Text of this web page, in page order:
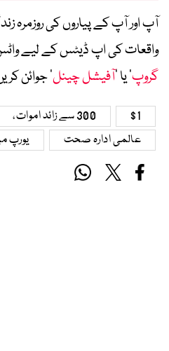
آپ اور آپ کے پیاروں کی روزمرہ
واقعات کی اپ ڈیٹس کے لیے واٹس
گروپ‘ یا ’آفیشل چینل‘ جوائن
$1 300 سے زائد اموات،
عالمی ادارہ صحت
یورپ